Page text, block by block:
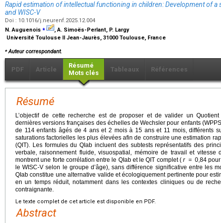
Rapid estimation of intellectual functioning in children: Development of a
and WISC-V
Doi : 10.1016/j.neurenf.2025.12.004
N. Auguenois ⁎
, A. Simoës-Perlant, P. Largy
Université Toulouse II Jean-Jaurès, 31000 Toulouse, France
⁎Auteur correspondant.
PDF Article
Résumé
Mots clés
Tableaux Références
Résumé
L’objectif de cette recherche est de proposer et de valider un
dernières versions françaises des échelles de Wechsler pour enfants
de 114 enfants âgés de 4 ans et 2 mois à 15 ans et 11 mois, différents
saturations factorielles les plus élevées afin de construire une estimation
(QIT). Les formules du QIab incluent des subtests représentatifs des
verbale, raisonnement fluide, visuospatial, mémoire de travail et vitesse
montrent une forte corrélation entre le QIab et le QIT complet (r = 0,84
le WISC-V selon le groupe d’âge), sans différence significative entre les
QIab constitue une alternative valide et écologiquement pertinente pour
en un temps réduit, notamment dans les contextes cliniques ou de
contraignante.
Le texte complet de cet article est disponible en PDF.
Abstract